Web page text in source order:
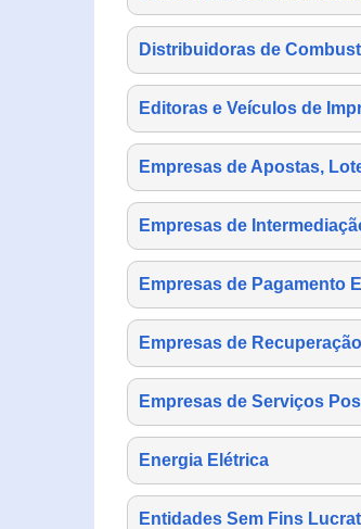
Distribuidoras de
Editoras e Veículos de
Empresas de Apostas,
Empresas de
Empresas de Pagamento
Empresas de
Empresas de Serviços
Energia Elétrica
Entidades Sem Fins